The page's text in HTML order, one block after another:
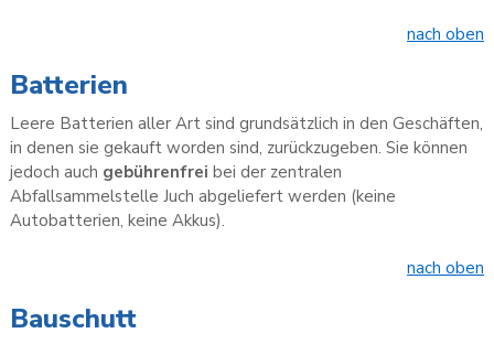
nach oben
Batterien
Leere Batterien aller Art sind grundsätzlich in den Geschäften,
in denen sie gekauft worden sind, zurückzugeben. Sie können
jedoch auch gebührenfrei bei der zentralen
Abfallsammelstelle Juch abgeliefert werden (keine
Autobatterien, keine Akkus).
nach oben
Bauschutt